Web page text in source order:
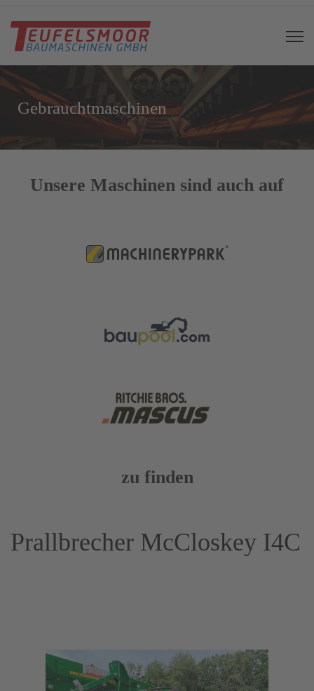
Gebrauchtmaschinen
Unsere Maschinen sind auch auf
zu finden
Prallbrecher McCloskey I4C